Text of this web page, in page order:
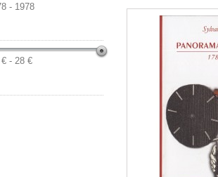
- 1978
€ - 28 €